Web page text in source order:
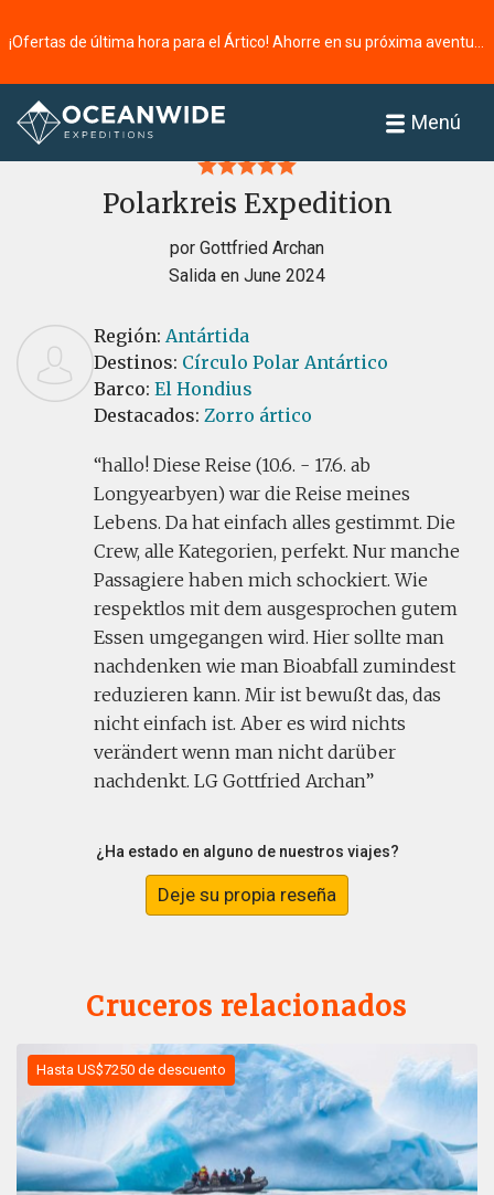
Menú
Página principal
Polarkreis Expedition
por Gottfried Archan
Salida en June 2024
Región: Antártida
Destinos: Círculo Polar Antártico
Barco: El Hondius
Destacados: Zorro ártico
hallo! Diese Reise (10.6. - 17.6. ab
Longyearbyen) war die Reise meines
Lebens. Da hat einfach alles gestimmt. Die
Crew, alle Kategorien, perfekt. Nur manche
Passagiere haben mich schockiert. Wie
respektlos mit dem ausgesprochen gutem
Essen umgegangen wird. Hier sollte man
nachdenken wie man Bioabfall zumindest
reduzieren kann. Mir ist bewußt das, das
nicht einfach ist. Aber es wird nichts
verändert wenn man nicht darüber
nachdenkt. LG Gottfried Archan
¿Ha estado en alguno de nuestros viajes?
Deje su propia reseña
Cruceros relacionados
Hasta US$7250 de descuento